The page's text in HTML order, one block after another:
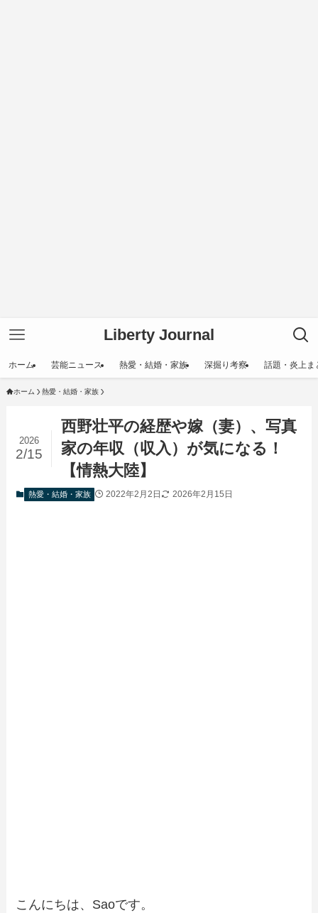
Liberty Journal
ホーム 芸能ニュース 熱愛・結婚・家族 深掘り考察 話題・炎上ま
ホーム 熱愛・結婚・家族
西野壮平の経歴や嫁（妻）、写真
家の年収（収入）が気になる！
【情熱大陸】
2026
2/15
熱愛・結婚・家族 2022年2月2日 2026年2月15日
こんにちは、Saoです。